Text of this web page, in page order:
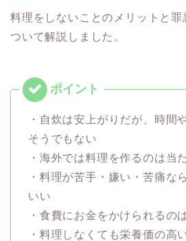
料理をしないことのメリットと罪
ついて解説しました。
・自炊は安上がりだが、時間
そうでもない
・海外では料理を作るのは当
・料理が苦手・嫌い・苦痛な
いい
・食費にお金をかけられるの
・料理しなくても栄養価の高